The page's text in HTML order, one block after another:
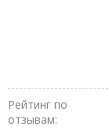
Рейтинг по
отзывам: